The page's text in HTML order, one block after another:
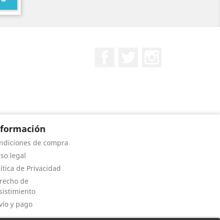
de compra
legal
de Privacidad
de
y pago